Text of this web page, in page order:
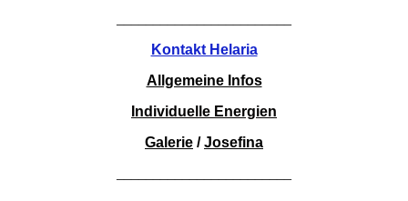
Kontakt Helaria
Allgemeine Infos
Individuelle Energien
Galerie /Josefina